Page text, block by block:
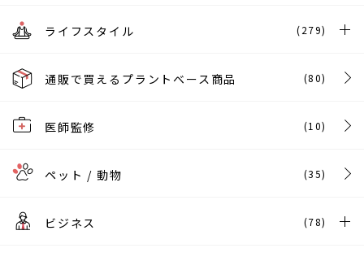
ライフスタイル (279)
通販で買えるプラントベース商品 (80)
医師監修 (10)
ペット / 動物 (35)
ビジネス (78)